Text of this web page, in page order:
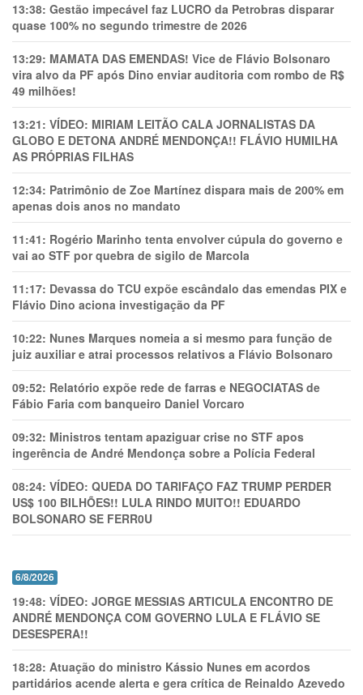
13:38: Gestão impecável faz LUCRO da Petrobras disparar
quase 100% no segundo trimestre de 2026
13:29: MAMATA DAS EMENDAS! Vice de Flávio Bolsonaro
vira alvo da PF após Dino enviar auditoria com rombo de R$
49 milhões!
13:21: VÍDEO: MIRIAM LEITÃO CALA JORNALISTAS DA
GLOBO E DETONA ANDRÉ MENDONÇA!! FLÁVIO HUMILHA
AS PRÓPRIAS FILHAS
12:34: Patrimônio de Zoe Martínez dispara mais de 200% em
apenas dois anos no mandato
11:41: Rogério Marinho tenta envolver cúpula do governo e
vai ao STF por quebra de sigilo de Marcola
11:17: Devassa do TCU expõe escândalo das emendas PIX e
Flávio Dino aciona investigação da PF
10:22: Nunes Marques nomeia a si mesmo para função de
juiz auxiliar e atrai processos relativos a Flávio Bolsonaro
09:52: Relatório expõe rede de farras e NEGOCIATAS de
Fábio Faria com banqueiro Daniel Vorcaro
09:32: Ministros tentam apaziguar crise no STF apos
ingerência de André Mendonça sobre a Polícia Federal
08:24: VÍDEO: QUEDA DO TARIFAÇO FAZ TRUMP PERDER
US$ 100 BILHÕES!! LULA RINDO MUITO!! EDUARDO
BOLSONARO SE FERR0U
6/8/2026
19:48: VÍDEO: JORGE MESSIAS ARTICULA ENCONTRO DE
ANDRÉ MENDONÇA COM GOVERNO LULA E FLÁVIO SE
DESESPERA!!
18:28: Atuação do ministro Kássio Nunes em acordos
partidários acende alerta e gera crítica de Reinaldo Azevedo